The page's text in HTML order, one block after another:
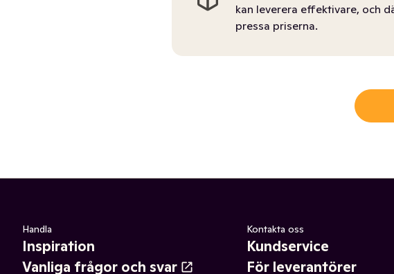
kan leverera effektivare, och
pressa priserna.
Handla
Inspiration
Vanliga frågor och svar
Kontakta oss
Kundservice
För leverantörer